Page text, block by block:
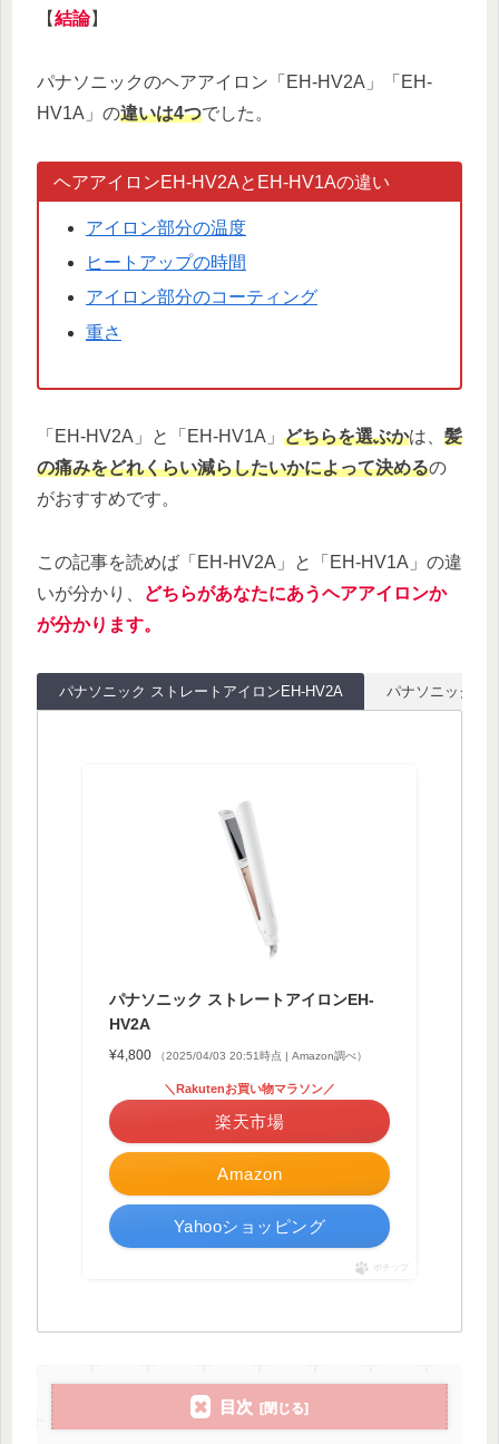
【結論】
パナソニックのヘアアイロン「EH-HV2A」「EH-
HV1A」の違いは4つでした。
ヘアアイロンEH-HV2AとEH-HV1Aの違い
アイロン部分の温度
ヒートアップの時間
アイロン部分のコーティング
重さ
「EH-HV2A」と「EH-HV1A」 どちらを選ぶかは、 髪
の痛みをどれくらい減らしたいかによって決めるの
がおすすめです。
この記事を読めば「EH-HV2A」と「EH-HV1A」の違
いが分かり、
どちらがあなたにあうヘアアイロンか
が分かります。
パナソニック ストレートアイロンEH-HV2A パナソニック ヘ
パナソニック ストレートアイロンEH-
HV2A
¥4,800 （2025/04/03 20:51時点 | Amazon調べ）
Amazon
＼Rakutenお買い物マラソン／
楽天市場
Yahooショッピング
ポチップ
目次